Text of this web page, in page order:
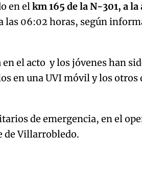
en elkm 165 de la N-301, a
las 06:02 horas, según
el acto y los jóvenes han
en una UVI móvil y los otros
de emergencia, en el
de Villarrobledo.